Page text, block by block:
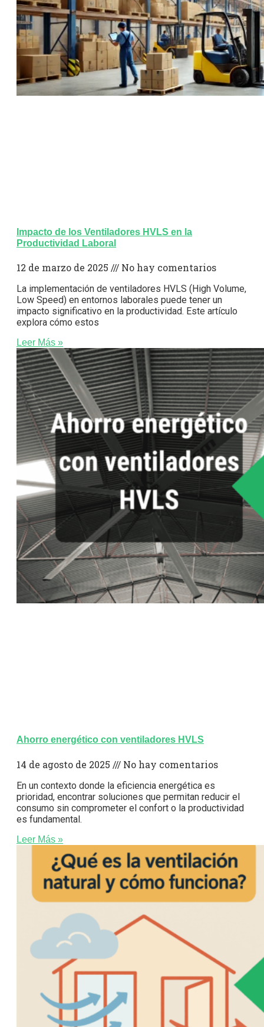
Impacto de los Ventiladores HVLS en la
Productividad Laboral
12 de marzo de 2025 No hay comentarios
La implementación de ventiladores HVLS (High Volume,
Low Speed) en entornos laborales puede tener un
impacto significativo en la productividad. Este artículo
explora cómo estos
Leer Más »
Ahorro energético con ventiladores HVLS
14 de agosto de 2025 No hay comentarios
En un contexto donde la eficiencia energética es
prioridad, encontrar soluciones que permitan reducir el
consumo sin comprometer el confort o la productividad
es fundamental.
Leer Más »